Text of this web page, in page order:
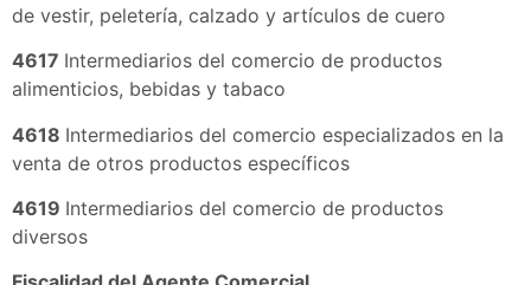
de vestir, peletería, calzado y artículos de cuero
4617 Intermediarios del comercio de productos
alimenticios, bebidas y tabaco
4618 Intermediarios del comercio especializados en la
venta de otros productos específicos
4619 Intermediarios del comercio de productos
diversos